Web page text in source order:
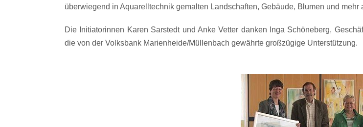
überwiegend in Aquarelltechnik gemalten Landschaften, Gebäude, Blumen und
Die Initiatorinnen Karen Sarstedt und Anke Vetter danken Inga Schöneberg,
die von der Volksbank Marienheide/Müllenbach gewährte großzügige Unterstützung.